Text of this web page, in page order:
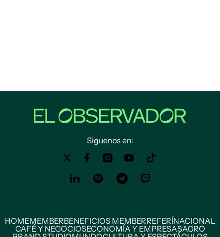
Siguenos en:
HOMEMEMBERBENEFICIOS MEMBERREFERÍNACIONAL
CAFÉ Y NEGOCIOSECONOMÍA Y EMPRESASAGRO